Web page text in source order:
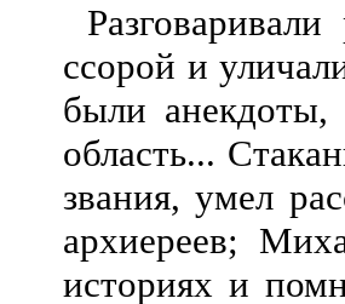
ссорой и
были анекдоты,
область...
звания, умел
архиереев;
историях и